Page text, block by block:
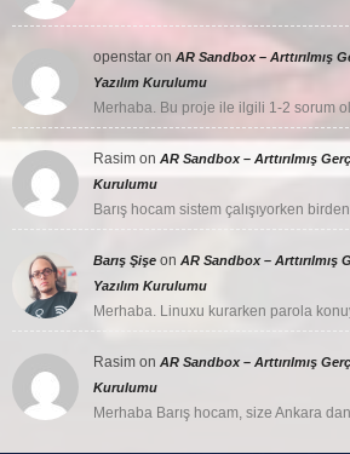
openstar on AR Sandbox – Arttırılmış
Yazılım Kurulumu
Merhaba. Bu proje ile ilgili 1-2 sorum
Rasim on AR Sandbox – Arttırılmış
Kurulumu
Barış hocam sistem çalışıyorken
Barış Şişe on AR Sandbox – Arttırılmış
Yazılım Kurulumu
Merhaba. Linuxu kurarken parola
Rasim on AR Sandbox – Arttırılmış
Kurulumu
Merhaba Barış hocam, size Ankara